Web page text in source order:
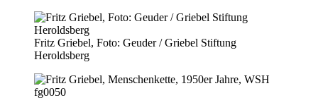
Fritz Griebel, Foto: Geuder / Griebel Stiftung
Heroldsberg